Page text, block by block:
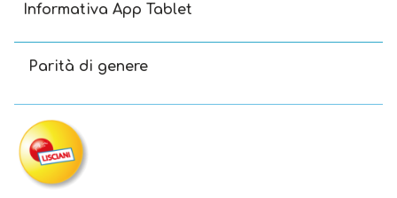
Informativa App Tablet
Parità di genere